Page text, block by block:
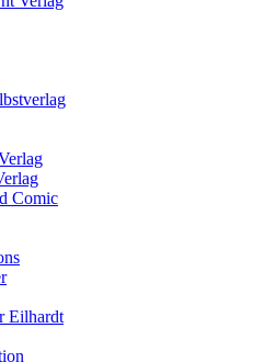
Comic
Eilhardt